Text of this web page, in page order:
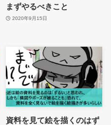
まずやるべきこと
2020年9月15日
資料を見て絵を描くのはず